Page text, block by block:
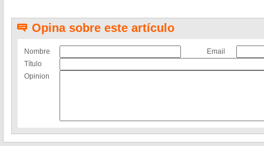
Opina sobre este artículo
Nombre
Email
Título
Opinion